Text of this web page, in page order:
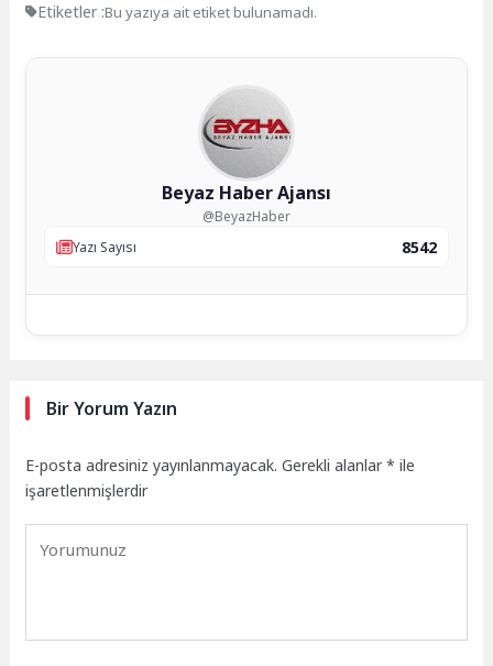
Etiketler :Bu yazıya ait etiket bulunamadı.
Beyaz Haber Ajansı
@BeyazHaber
Yazı Sayısı
8542
Bir Yorum Yazın
E-posta adresiniz yayınlanmayacak. Gerekli alanlar* ile
işaretlenmişlerdir